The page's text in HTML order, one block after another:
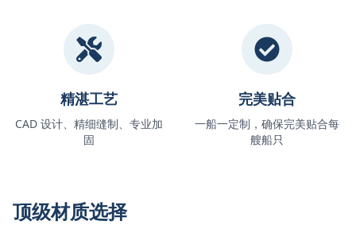
精湛工艺
CAD 设计、精细缝制、专业加
固
完美贴合
一船一定制，确保完美贴合每
艘船只
顶级材质选择